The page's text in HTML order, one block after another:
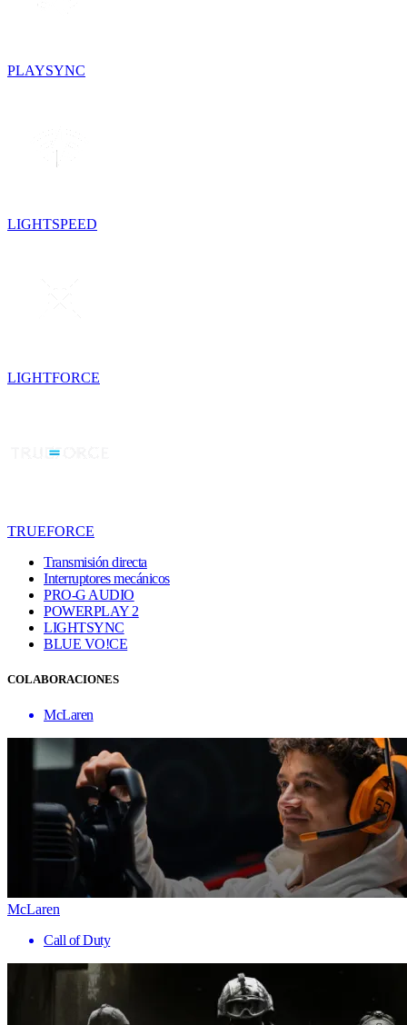
PLAYSYNC
LIGHTSPEED
LIGHTFORCE
TRUEFORCE
Transmisión directa
Interruptores mecánicos
PRO-G AUDIO
POWERPLAY 2
LIGHTSYNC
BLUE VO!CE
COLABORACIONES
McLaren
McLaren
Call of Duty